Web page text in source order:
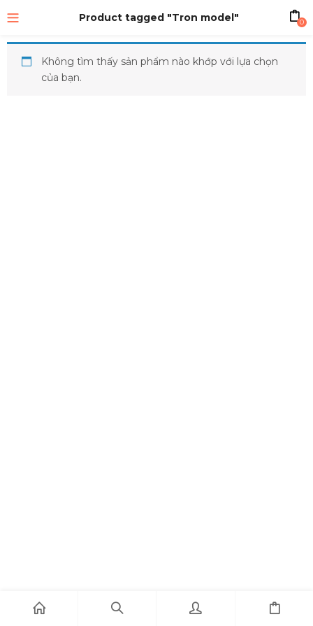
Product tagged "Tron model" 0
Không tìm thấy sản phẩm nào khớp với lựa chọn
của bạn.